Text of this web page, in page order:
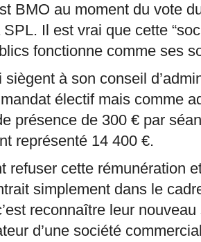
BMO au moment du vote
Il est vrai que cette
fonctionne comme ses
siègent à son conseil
électif mais comme
présence de 300 € par
représenté 14 400 €.
refuser cette rémunération
simplement dans le
reconnaître leur
d’une société